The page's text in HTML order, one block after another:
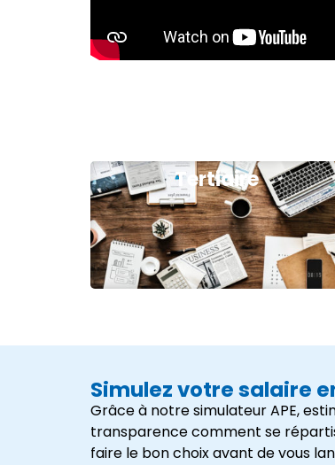
Tertiaire
Simulez votre salaire
Grâce à notre simulateur APE,
transparence comment se
faire le bon choix avant de vous